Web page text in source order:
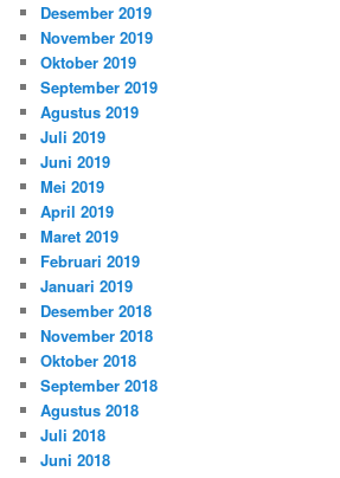
Desember 2019
November 2019
Oktober 2019
September 2019
Agustus 2019
Juli 2019
Juni 2019
Mei 2019
April 2019
Maret 2019
Februari 2019
Januari 2019
Desember 2018
November 2018
Oktober 2018
September 2018
Agustus 2018
Juli 2018
Juni 2018